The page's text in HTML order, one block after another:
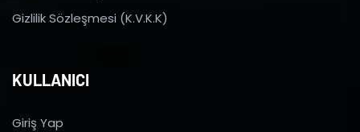
Gizlilik Sözleşmesi (K.V.K.K)
KULLANICI
Giriş Yap